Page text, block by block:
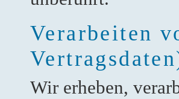
Verarbeiten
Wir erheben,